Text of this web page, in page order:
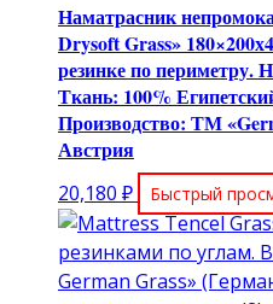
Наматрасник
Drysoft Grass»
резинке по периметру.
Ткань: 100%
Производство: ТМ
Австрия
20,180 ₽ Быстрый